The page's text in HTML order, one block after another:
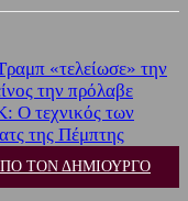
«τελείωσε» την
την πρόλαβε
Ο τεχνικός των
της Πέμπτης
ΤΟΝ ΔΗΜΙΟΥΡΓΟ